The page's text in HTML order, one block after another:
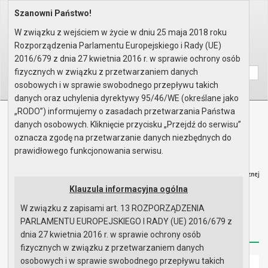
Home Organy Rada Miejska
Posiedzenie z 9 czerwca 2021 r..
Wyszukaj na stronie:
AAA
Biuletyn Informacji Publicznej
Urząd Miasta i Gminy w Gryfinie
Strona główna Mapa serwisu Aktualności
Redakcja Instrukcja korzystania Dostępność
Strona główna
Szanowni Państwo!
W związku z wejściem w życie w dniu 25 maja 2018 roku
Rozporządzenia Parlamentu Europejskiego i Rady (UE)
2016/679 z dnia 27 kwietnia 2016 r. w sprawie ochrony osób
fizycznych w związku z przetwarzaniem danych
osobowych i w sprawie swobodnego przepływu takich
danych oraz uchylenia dyrektywy 95/46/WE (określane jako
„RODO”) informujemy o zasadach przetwarzania Państwa
danych osobowych. Kliknięcie przycisku „Przejdź do serwisu”
oznacza zgodę na przetwarzanie danych niezbędnych do
prawidłowego funkcjonowania serwisu.
Klauzula informacyjna ogólna
W związku z zapisami art. 13 ROZPORZĄDZENIA
PARLAMENTU EUROPEJSKIEGO I RADY (UE) 2016/679 z
dnia 27 kwietnia 2016 r. w sprawie ochrony osób
fizycznych w związku z przetwarzaniem danych
osobowych i w sprawie swobodnego przepływu takich